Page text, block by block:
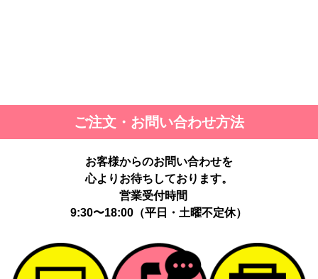
ご注文・お問い合わせ方法
お客様からのお問い合わせを
心よりお待ちしております。
営業受付時間
9:30〜18:00（平日・土曜不定休）